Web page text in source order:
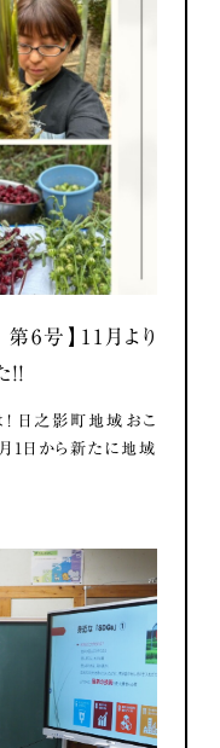
6号】11月より
！
日之影町地域おこ
日から新たに地域